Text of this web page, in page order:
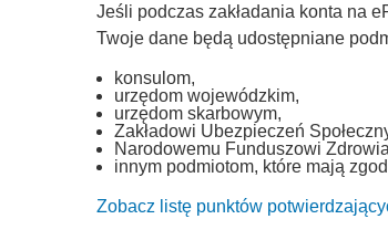
Jeśli podczas zakładania konta na
Twoje dane będą udostępniane
konsulom,
urzędom wojewódzkim,
urzędom skarbowym,
Zakładowi Ubezpieczeń
Narodowemu Funduszowi
innym podmiotom, które mają
Zobacz listę punktów